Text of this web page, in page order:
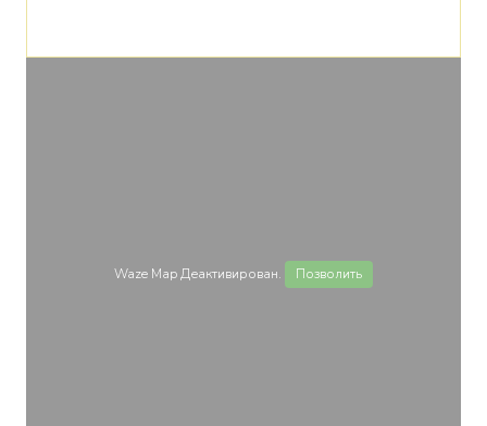
Waze Map Деактивирован. Позволить